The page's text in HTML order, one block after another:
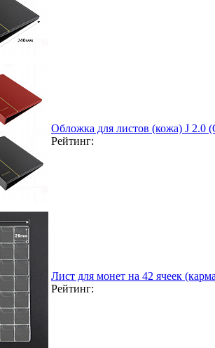
Обложка для листов (кожа) J 2.0
Рейтинг:
Лист для монет на 42 ячеек
Рейтинг: